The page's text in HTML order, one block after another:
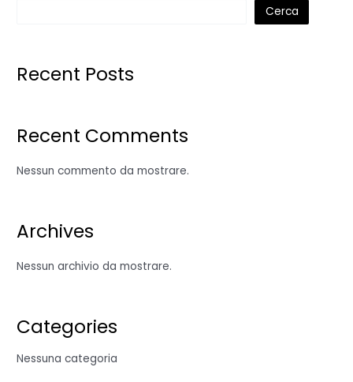
Cerca
Recent Posts
Recent Comments
Nessun commento da mostrare.
Archives
Nessun archivio da mostrare.
Categories
Nessuna categoria